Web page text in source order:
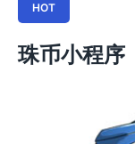
HOT
珠币小程序